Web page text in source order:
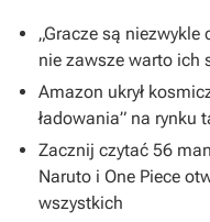
„Gracze są
nie zawsze warto ich
Amazon ukrył
ładowania” na rynku
Zacznij czytać 56
Naruto i One Piece
wszystkich